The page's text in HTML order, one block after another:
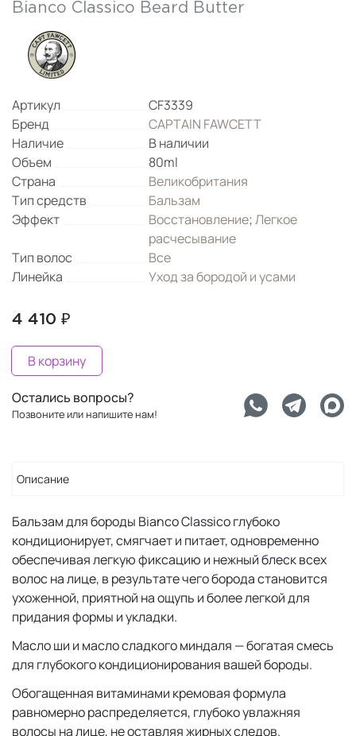
Bianco Classico Beard Butter
Артикул
CF3339
Бренд
CAPTAIN FAWCETT
Наличие
В наличии
Объем
80ml
Страна
Великобритания
Тип средств
Бальзам
Эффект
Восстановление;Легкое
расчесывание
Тип волос
Все
Линейка
Уход за бородой и усами
4 410 ₽
В корзину
Остались вопросы?
Позвоните или напишите нам!
Описание
Бальзам для бороды Bianco Classico глубоко
кондиционирует, смягчает и питает, одновременно
обеспечивая легкую фиксацию и нежный блеск всех
волос на лице, в результате чего борода становится
ухоженной, приятной на ощупь и более легкой для
придания формы и укладки.
Масло ши и масло сладкого миндаля — богатая смесь
для глубокого кондиционирования вашей бороды.
Обогащенная витаминами кремовая формула
равномерно распределяется, глубоко увлажняя
волосы на лице, не оставляя жирных следов.